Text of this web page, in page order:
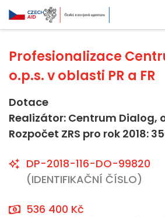
Profesionalizace
o.p.s. v oblasti PR a FR
Dotace
Realizátor: Centrum Dialog,
Rozpočet ZRS pro rok 2018:
DP-2018-116-DO-99820
(IDENTIFIKAČNÍ ČÍSLO)
536 400 Kč